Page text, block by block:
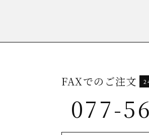
FAXでのご注文
077-